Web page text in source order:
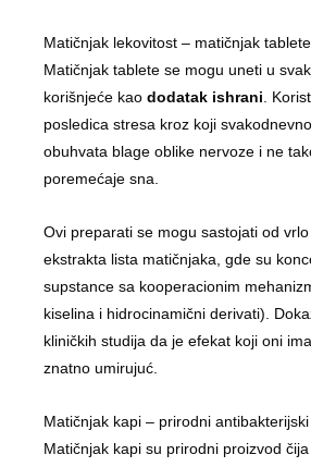
Matičnjak lekovitost – matičnjak
Matičnjak tablete se mogu uneti u
korišnjeće kao dodatak ishrani.
posledica stresa kroz koji
obuhvata blage oblike nervoze i ne
poremećaje sna.
Ovi preparati se mogu sastojati od
ekstrakta lista matičnjaka, gde su
supstance sa kooperacionim
kiselina i hidrocinamični derivati).
kliničkih studija da je efekat koji oni
znatno umirujuć.
Matičnjak kapi – prirodni
Matičnjak kapi su prirodni proizvod